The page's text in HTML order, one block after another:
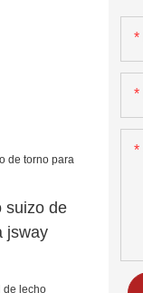
suizo de
jsway